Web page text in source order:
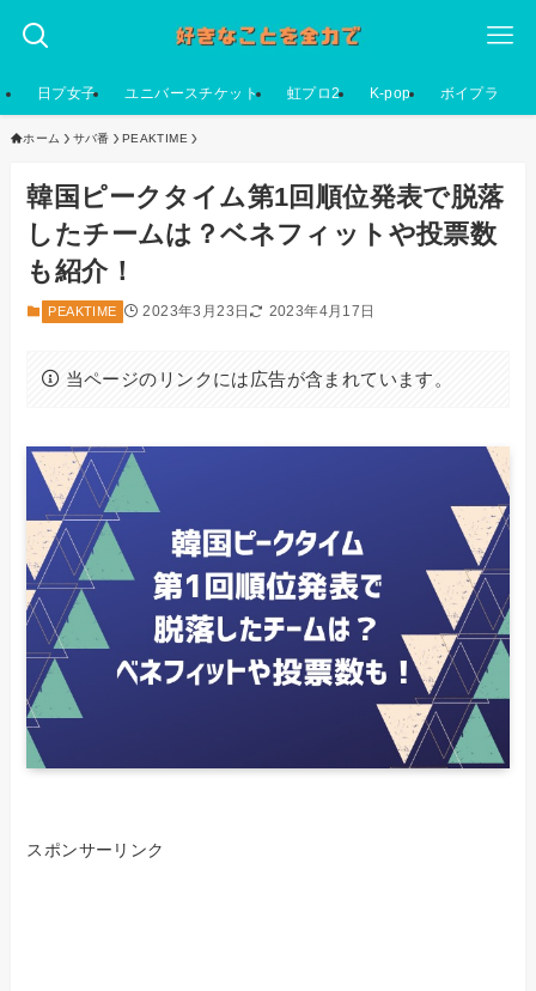
日プ女子 ユニバースチケット 虹プロ2 K-pop ボイプラ
ホーム サバ番 PEAKTIME
韓国ピークタイム第1回順位発表で脱落
したチームは？ベネフィットや投票数
も紹介！
PEAKTIME 2023年3月23日 2023年4月17日
当ページのリンクには広告が含まれています。
スポンサーリンク